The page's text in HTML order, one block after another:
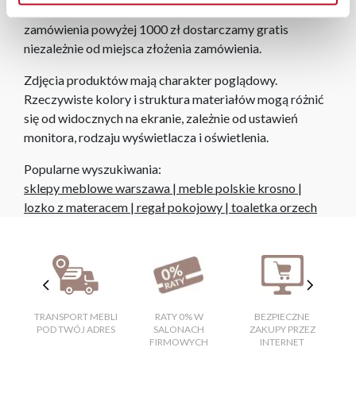
roboczych, również na terenie całego kraju. Wszystkie
zamówienia powyżej 1000 zł dostarczamy gratis
niezależnie od miejsca złożenia zamówienia.
Zdjęcia produktów mają charakter poglądowy.
Rzeczywiste kolory i struktura materiałów mogą różnić
się od widocznych na ekranie, zależnie od ustawień
monitora, rodzaju wyświetlacza i oświetlenia.
Popularne wyszukiwania:
sklepy meblowe warszawa | meble polskie krosno |
lozko z materacem | regał pokojowy | toaletka orzech
TRANSPORT MEBLI
POD TWÓJ ADRES
RATY 0% W
SALONACH
FIRMOWYCH
BEZPIECZNE
ZAKUPY PRZEZ
INTERNET